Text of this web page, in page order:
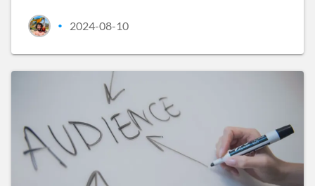
• 2024-08-10